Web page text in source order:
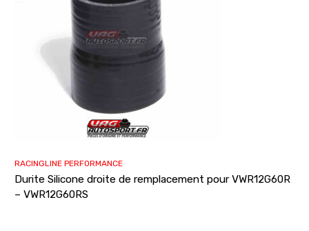
RACINGLINE PERFORMANCE
Durite Silicone droite de remplacement pour VWR12G60R
– VWR12G60RS